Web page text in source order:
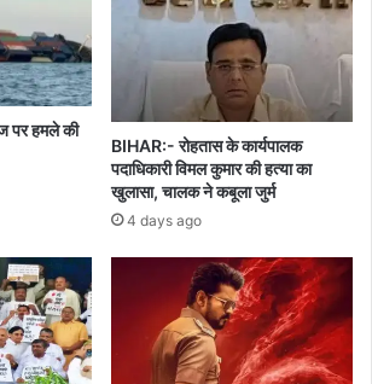
पर हमले की
BIHAR:- रोहतास के कार्यपालक
पदाधिकारी विमल कुमार की हत्या का
खुलासा, चालक ने कबूला जुर्म
4 days ago